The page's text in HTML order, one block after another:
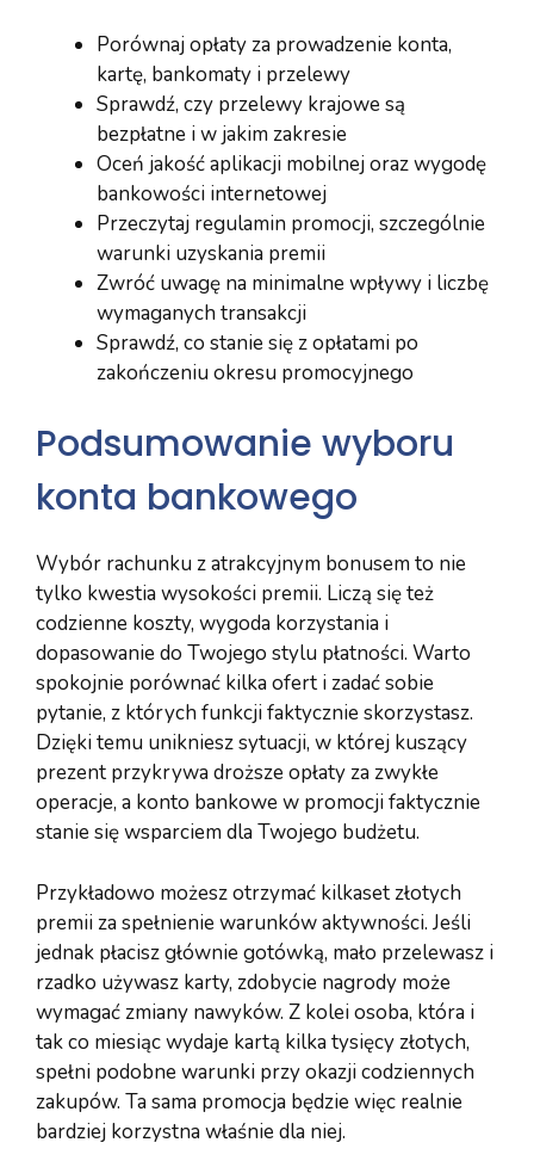
Porównaj opłaty za prowadzenie konta,
kartę, bankomaty i przelewy
Sprawdź, czy przelewy krajowe są
bezpłatne i w jakim zakresie
Oceń jakość aplikacji mobilnej oraz wygodę
bankowości internetowej
Przeczytaj regulamin promocji, szczególnie
warunki uzyskania premii
Zwróć uwagę na minimalne wpływy i liczbę
wymaganych transakcji
Sprawdź, co stanie się z opłatami po
zakończeniu okresu promocyjnego
Podsumowanie wyboru
konta bankowego
Wybór rachunku z atrakcyjnym bonusem to nie
tylko kwestia wysokości premii. Liczą się też
codzienne koszty, wygoda korzystania i
dopasowanie do Twojego stylu płatności. Warto
spokojnie porównać kilka ofert i zadać sobie
pytanie, z których funkcji faktycznie skorzystasz.
Dzięki temu unikniesz sytuacji, w której kuszący
prezent przykrywa droższe opłaty za zwykłe
operacje, a konto bankowe w promocji faktycznie
stanie się wsparciem dla Twojego budżetu.
Przykładowo możesz otrzymać kilkaset złotych
premii za spełnienie warunków aktywności. Jeśli
jednak płacisz głównie gotówką, mało przelewasz i
rzadko używasz karty, zdobycie nagrody może
wymagać zmiany nawyków. Z kolei osoba, która i
tak co miesiąc wydaje kartą kilka tysięcy złotych,
spełni podobne warunki przy okazji codziennych
zakupów. Ta sama promocja będzie więc realnie
bardziej korzystna właśnie dla niej.